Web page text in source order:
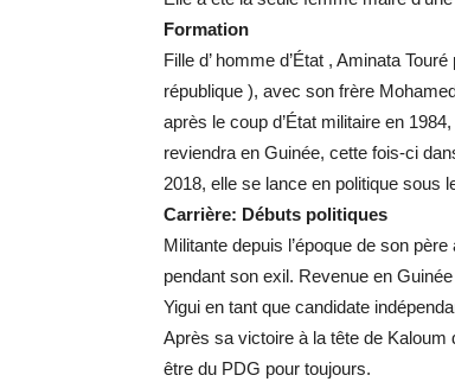
Formation
Fille d’ homme d’État , Aminata
république ), avec son frère
après le coup d’État militaire en
reviendra en Guinée, cette fois-ci
2018, elle se lance en politique sous
Carrière: Débuts politiques
Militante depuis l’époque de son
pendant son exil. Revenue en
Yigui en tant que candidate
Après sa victoire à la tête de Kaloum
être du PDG pour toujours.